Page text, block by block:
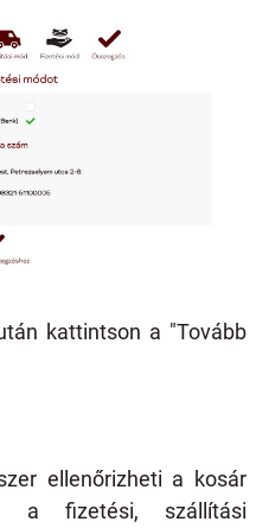
kattintson a "Tovább
ellenőrizheti a kosár
a fizetési, szállítási